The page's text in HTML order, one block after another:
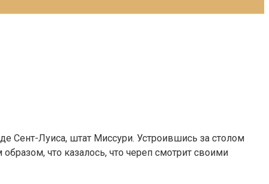
Сент-Луиса, штат Миссури. Устроившись за столом
что казалось, что череп смотрит своими